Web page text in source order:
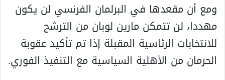
ومع أن مقعدها في البرلمان الفرنسي لن يكون
مهددا، لن تتمكن مارين لوبان من الترشح
للانتخابات الرئاسية المقبلة إذا تم تأكيد عقوبة
الحرمان من الأهلية السياسية مع التنفيذ الفوري.